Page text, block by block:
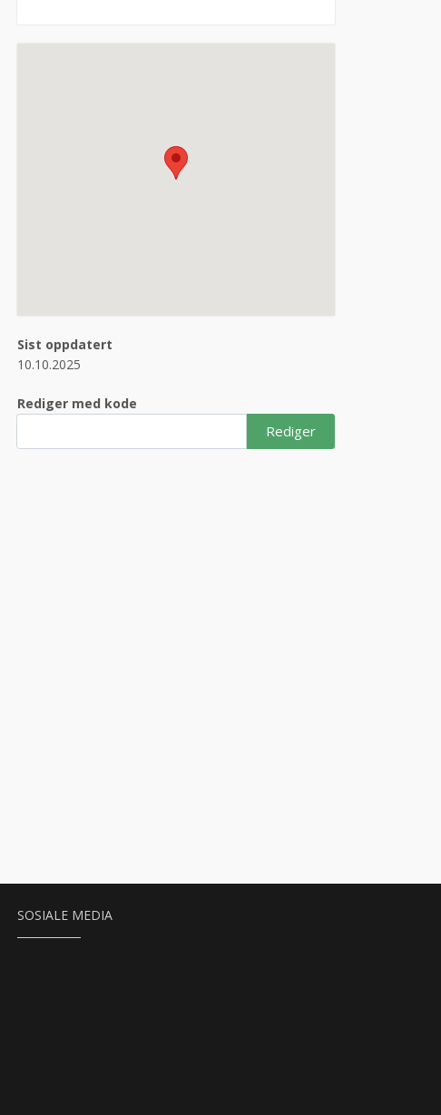
Sist oppdatert
10.10.2025
Rediger med kode
Rediger
SOSIALE MEDIA